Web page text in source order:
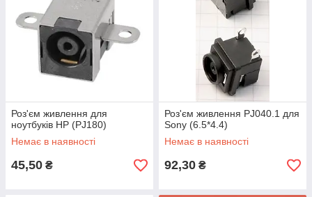
Роз'єм живлення для
ноутбуків HP (PJ180)
Немає в наявності
45,50 ₴
Роз'єм живлення PJ040.1 для
Sony (6.5*4.4)
Немає в наявності
92,30 ₴